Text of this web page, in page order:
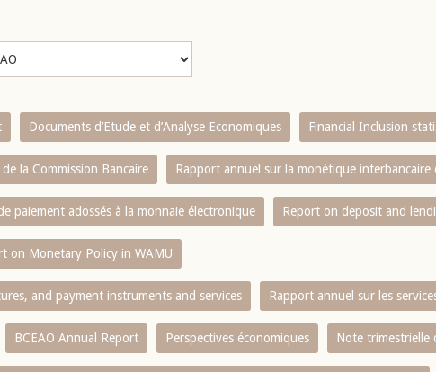
Documents d’Etude et d’Analyse Economiques Financial Inclusion
la Commission Bancaire Rapport annuel sur la monétique interbancaire
paiement adossés à la monnaie électronique Report on deposit and
on Monetary Policy in WAMU
and payment instruments and services Rapport annuel sur les
BCEAO Annual Report Perspectives économiques Note trimestrielle